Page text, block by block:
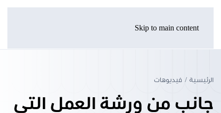
Skip to main content
الرئيسية فيديوهات
جانب من ورشة العمل التي